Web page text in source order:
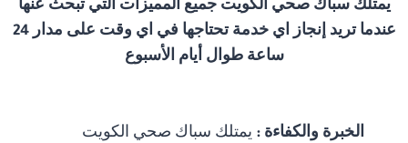
يمتلك سباك صحي الكويت جميع المميزات التي تبحث عنها
عندما تريد إنجاز اي خدمة تحتاجها في اي وقت على مدار 24
ساعة طوال أيام الأسبوع
الخبرة والكفاءة : يمتلك سباك صحي الكويت